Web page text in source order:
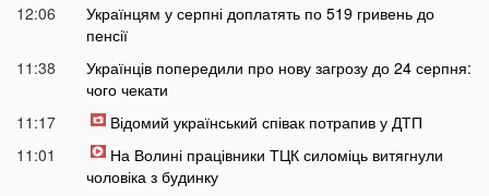
12:06
Українцям у серпні доплатять по 519 гривень до
пенсії
11:38
Українців попередили про нову загрозу до 24 серпня:
чого чекати
11:17
Відомий український співак потрапив у ДТП
11:01
На Волині працівники ТЦК силоміць витягнули
чоловіка з будинку